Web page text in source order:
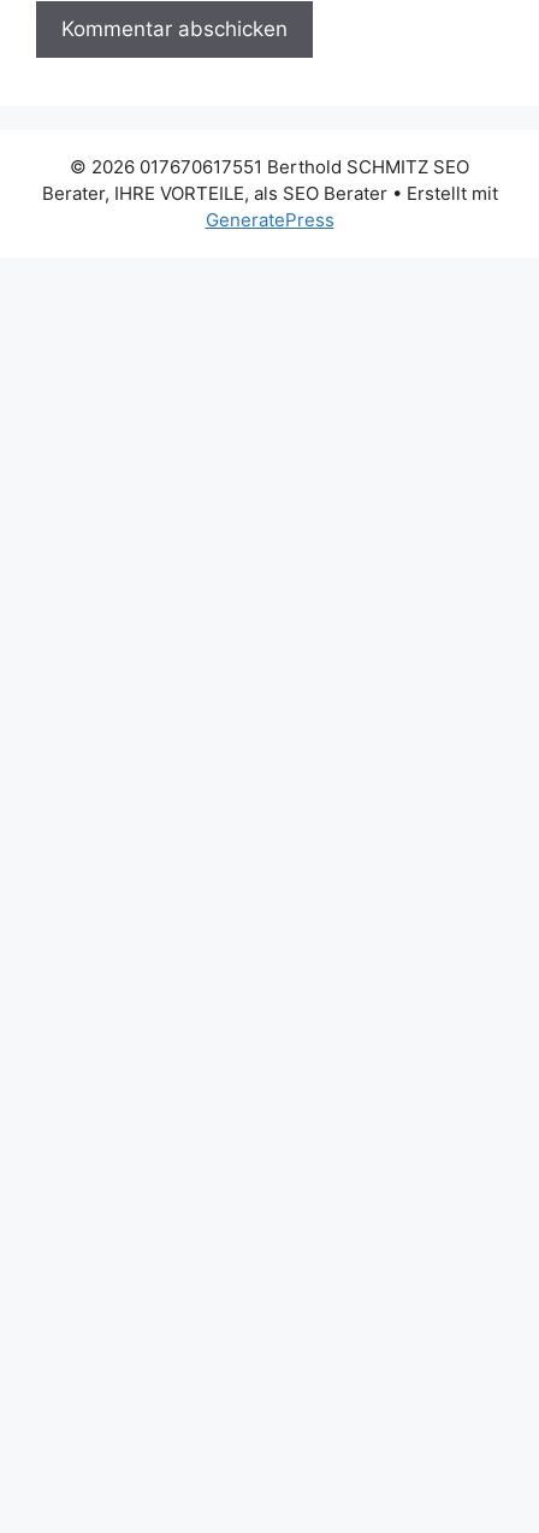
© 2026 017670617551 Berthold SCHMITZ SEO
Berater, IHRE VORTEILE, als SEO Berater• Erstellt mit
GeneratePress